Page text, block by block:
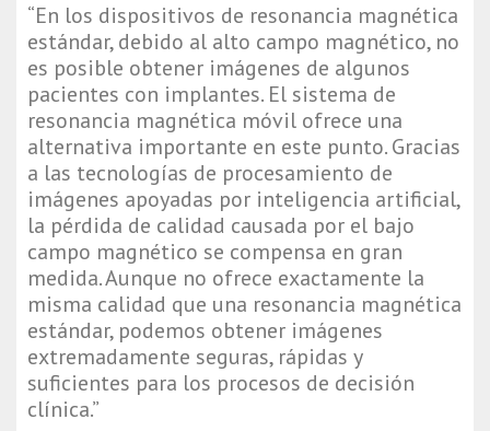
“En los dispositivos de resonancia magnética
estándar, debido al alto campo magnético, no
es posible obtener imágenes de algunos
pacientes con implantes. El sistema de
resonancia magnética móvil ofrece una
alternativa importante en este punto. Gracias
a las tecnologías de procesamiento de
imágenes apoyadas por inteligencia artificial,
la pérdida de calidad causada por el bajo
campo magnético se compensa en gran
medida. Aunque no ofrece exactamente la
misma calidad que una resonancia magnética
estándar, podemos obtener imágenes
extremadamente seguras, rápidas y
suficientes para los procesos de decisión
clínica.”